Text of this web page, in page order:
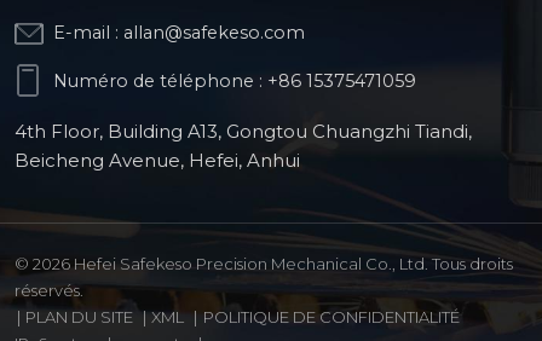
E-mail : allan@safekeso.com
Numéro de téléphone : +86 15375471059
4th Floor, Building A13, Gongtou Chuangzhi Tiandi,
Beicheng Avenue, Hefei, Anhui
© 2026 Hefei Safekeso Precision Mechanical Co., Ltd. Tous droits
réservés.
| PLAN DU SITE | XML | POLITIQUE DE CONFIDENTIALITÉ